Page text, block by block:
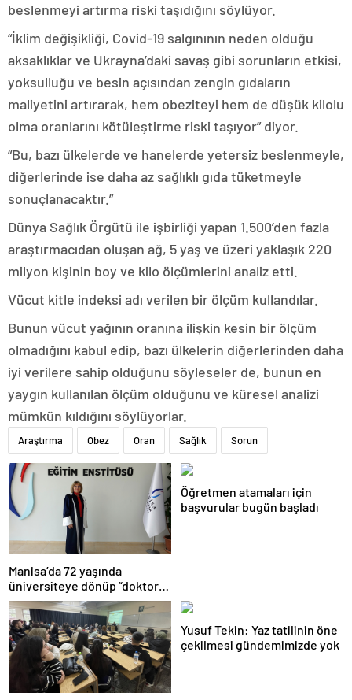
beslenmeyi artırma riski taşıdığını söylüyor.
“İklim değişikliği, Covid-19 salgınının neden olduğu
aksaklıklar ve Ukrayna’daki savaş gibi sorunların etkisi,
yoksulluğu ve besin açısından zengin gıdaların
maliyetini artırarak, hem obeziteyi hem de düşük kilolu
olma oranlarını kötüleştirme riski taşıyor” diyor.
“Bu, bazı ülkelerde ve hanelerde yetersiz beslenmeyle,
diğerlerinde ise daha az sağlıklı gıda tüketmeyle
sonuçlanacaktır.”
Dünya Sağlık Örgütü ile işbirliği yapan 1.500’den fazla
araştırmacıdan oluşan ağ, 5 yaş ve üzeri yaklaşık 220
milyon kişinin boy ve kilo ölçümlerini analiz etti.
Vücut kitle indeksi adı verilen bir ölçüm kullandılar.
Bunun vücut yağının oranına ilişkin kesin bir ölçüm
olmadığını kabul edip, bazı ülkelerin diğerlerinden daha
iyi verilere sahip olduğunu söyleseler de, bunun en
yaygın kullanılan ölçüm olduğunu ve küresel analizi
mümkün kıldığını söylüyorlar.
Araştırma Obez Oran Sağlık Sorun
Manisa’da 72 yaşında
üniversiteye dönüp “doktor”
ünvanı aldı
Öğretmen atamaları için
başvurular bugün başladı
Yusuf Tekin: Yaz tatilinin öne
çekilmesi gündemimizde yok